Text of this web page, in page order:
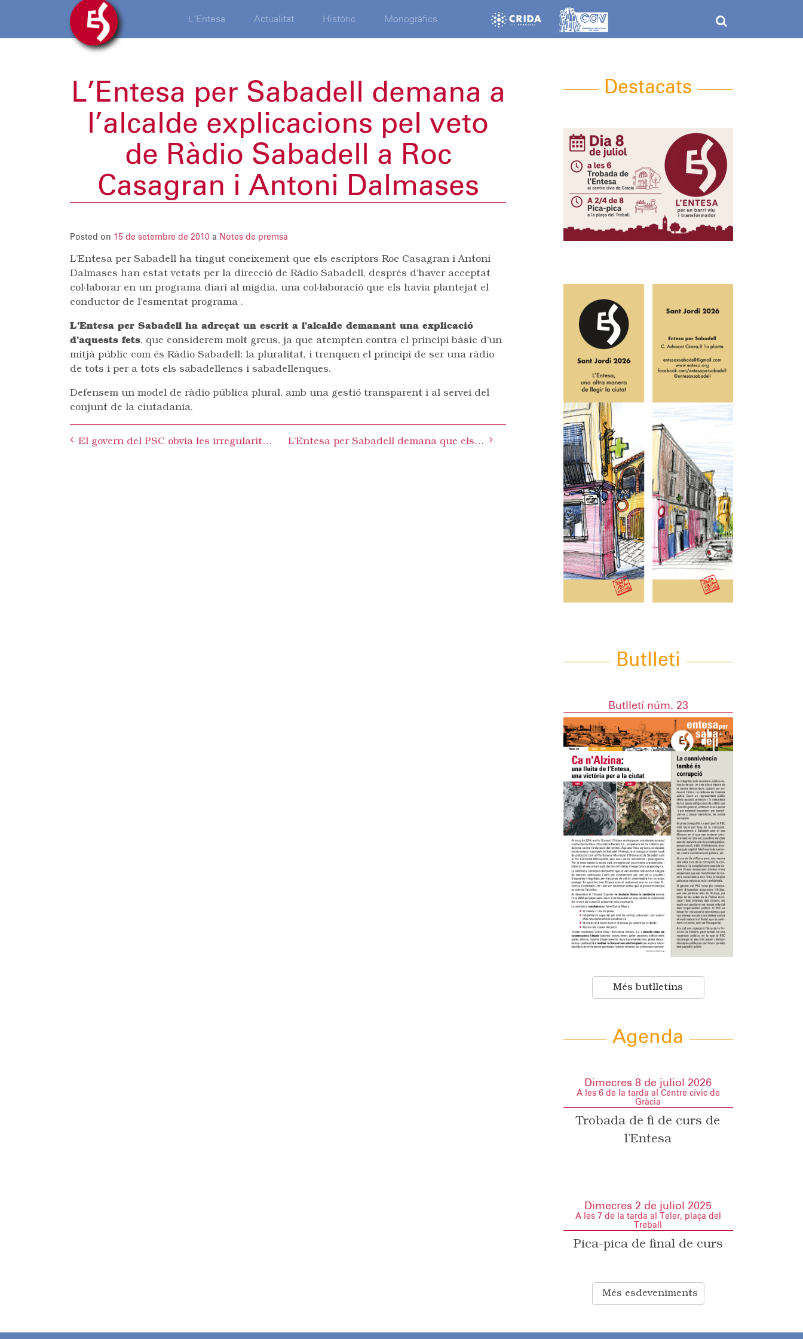
L’Entesa Actualitat Històric Monogràfics
L’Entesa per Sabadell demana a
l’alcalde explicacions pel veto
de Ràdio Sabadell a Roc
Casagran i Antoni Dalmases
Posted on 15 de setembre de 2010 a Notes de premsa
L’Entesa per Sabadell ha tingut coneixement que els escriptors Roc Casagran i Antoni
Dalmases han estat vetats per la direcció de Ràdio Sabadell, després d’haver acceptat
col·laborar en un programa diari al migdia, una col·laboració que els havia plantejat el
conductor de l’esmentat programa .
L’Entesa per Sabadell ha adreçat un escrit a l’alcalde demanant una explicació
d’aquests fets, que considerem molt greus, ja que atempten contra el principi bàsic d’un
mitjà públic com és Ràdio Sabadell: la pluralitat, i trenquen el principi de ser una ràdio
de tots i per a tots els sabadellencs i sabadellenques.
Defensem un model de ràdio pública plural, amb una gestió transparent i al servei del
conjunt de la ciutadania.
navigation
El govern del PSC obvia les irregularitats en la tramitació del Quart Cinturó i es nega a presentar-ne un recurs L’Entesa per Sabadell demana que els interessos de la ciutat prevalguin per damunt dels econòmics davant l’OPA a CASSA
Destacats
Butlleti
Butlletí núm. 23
Més butlletins
Agenda
Dimecres 8 de juliol 2026
A les 6 de la tarda al Centre cívic de
Gràcia
Trobada de fi de curs de
l’Entesa
Dimecres 2 de juliol 2025
A les 7 de la tarda al Teler, plaça del
Treball
Pica-pica de final de curs
Més esdeveniments